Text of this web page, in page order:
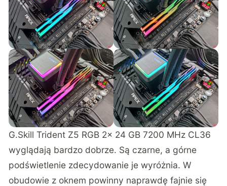
G.Skill Trident Z5 RGB 2x 24 GB 7200 MHz CL36
wyglądają bardzo dobrze. Są czarne, a górne
podświetlenie zdecydowanie je wyróżnia. W
obudowie z oknem powinny naprawdę fajnie się